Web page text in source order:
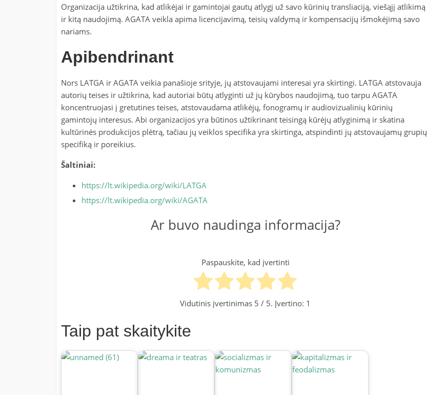
Organizacija užtikrina, kad atlikėjai ir gamintojai gautų atlygį už savo kūrinių transliaciją, viešąjį atlikimą
ir kitą naudojimą. AGATA veikla apima licencijavimą, teisių valdymą ir kompensacijų išmokėjimą savo
nariams.
Apibendrinant
Nors LATGA ir AGATA veikia panašioje srityje, jų atstovaujami interesai yra skirtingi. LATGA atstovauja
autorių teises ir užtikrina, kad autoriai būtų atlyginti už jų kūrybos naudojimą, tuo tarpu AGATA
koncentruojasi į gretutines teises, atstovaudama atlikėjų, fonogramų ir audiovizualinių kūrinių
gamintojų interesus. Abi organizacijos yra būtinos užtikrinant teisingą kūrėjų atlyginimą ir skatina
kultūrinės produkcijos plėtrą, tačiau jų veiklos specifika yra skirtinga, atspindinti jų atstovaujamų grupių
specifiką ir poreikius.
Šaltiniai:
https://lt.wikipedia.org/wiki/LATGA
https://lt.wikipedia.org/wiki/AGATA
Ar buvo naudinga informacija?
Paspauskite, kad įvertinti
Vidutinis įvertinimas 5 / 5. Įvertino: 1
Taip pat skaitykite